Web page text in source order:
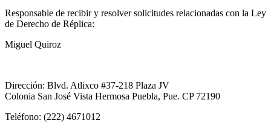
Responsable de recibir y resolver solicitudes relacionadas con la Ley
de Derecho de Réplica:
Miguel Quiroz
Dirección: Blvd. Atlixco #37-218 Plaza JV
Colonia San José Vista Hermosa Puebla, Pue. CP 72190
Teléfono: (222) 4671012